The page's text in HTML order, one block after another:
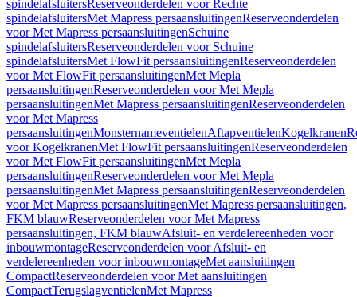
spindelafsluitersReserveonderdelen voor Rechte
spindelafsluitersMet Mapress persaansluitingenReserveonderdelen
voor Met Mapress persaansluitingenSchuine
spindelafsluitersReserveonderdelen voor Schuine
spindelafsluitersMet FlowFit persaansluitingenReserveonderdelen
voor Met FlowFit persaansluitingenMet Mepla
persaansluitingenReserveonderdelen voor Met Mepla
persaansluitingenMet Mapress persaansluitingenReserveonderdelen
voor Met Mapress
persaansluitingenMonsternameventielenAftapventielenKogelkranen
voor KogelkranenMet FlowFit persaansluitingenReserveonderdelen
voor Met FlowFit persaansluitingenMet Mepla
persaansluitingenReserveonderdelen voor Met Mepla
persaansluitingenMet Mapress persaansluitingenReserveonderdelen
voor Met Mapress persaansluitingenMet Mapress persaansluitingen,
FKM blauwReserveonderdelen voor Met Mapress
persaansluitingen, FKM blauwAfsluit- en verdelereenheden voor
inbouwmontageReserveonderdelen voor Afsluit- en
verdelereenheden voor inbouwmontageMet aansluitingen
CompactReserveonderdelen voor Met aansluitingen
CompactTerugslagventielenMet Mapress